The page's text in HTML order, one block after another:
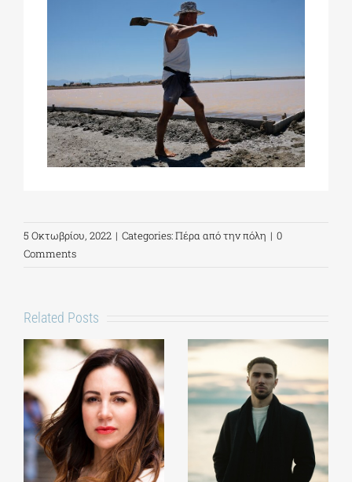
5 Οκτωβρίου, 2022 | Categories:Πέρα από την πόλη | 0
Comments
Related Posts